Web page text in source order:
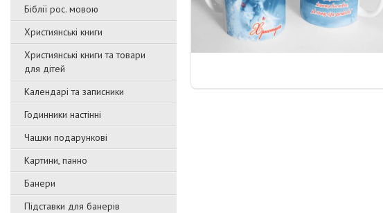
Біблії рос. мовою
Християнські книги
Християнські книги та товари
для дітей
Календарі та записники
Годинники настінні
Чашки подарункові
Картини, панно
Банери
Підставки для банерів